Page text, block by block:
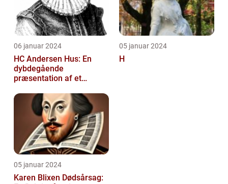
06 januar 2024
HC Andersen Hus: En
dybdegående
præsentation af et
05 januar 2024
H
05 januar 2024
Karen Blixen Dødsårsag: